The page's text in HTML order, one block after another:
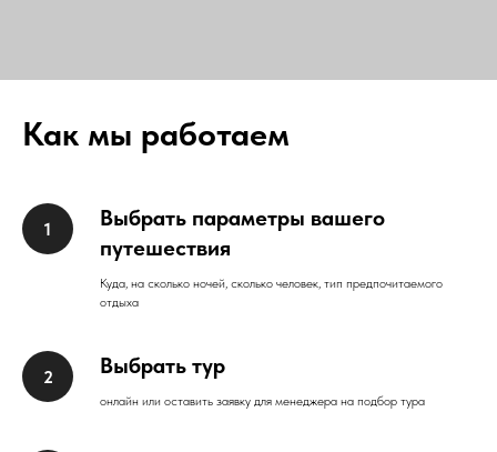
Как мы работаем
Выбрать параметры вашего
путешествия
Куда, на сколько ночей, сколько человек, тип предпочитаемого
отдыха
Выбрать тур
онлайн или оставить заявку для менеджера на подбор тура